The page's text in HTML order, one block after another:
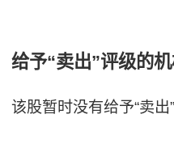
给予“卖出”评级的
该股暂时没有给予“卖出